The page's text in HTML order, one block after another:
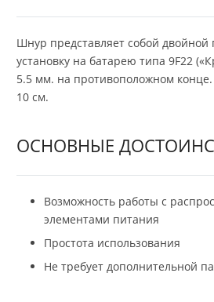
Шнур представляет собой двойной
установку на батарею типа 9F22
5.5 мм. на противоположном
10 см.
ОСНОВНЫЕ
Возможность работы с
элементами питания
Простота использования
Не требует дополнительной